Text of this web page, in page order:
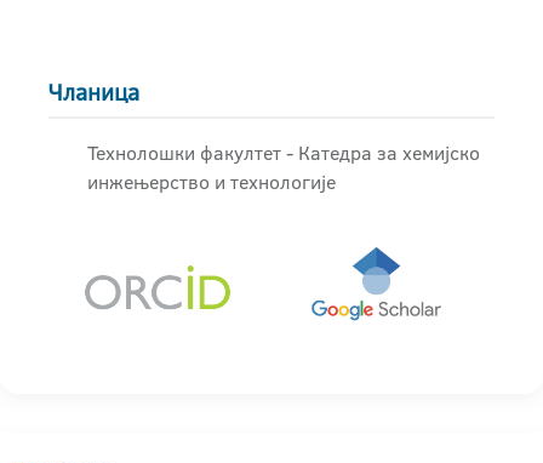
Чланица
Технолошки факултет - Катедра за хемијско
инжењерство и технологије